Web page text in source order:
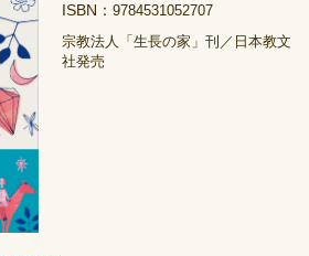
ISBN： 9784531052707
宗教法人「生長の家」刊／日本教文
社発売